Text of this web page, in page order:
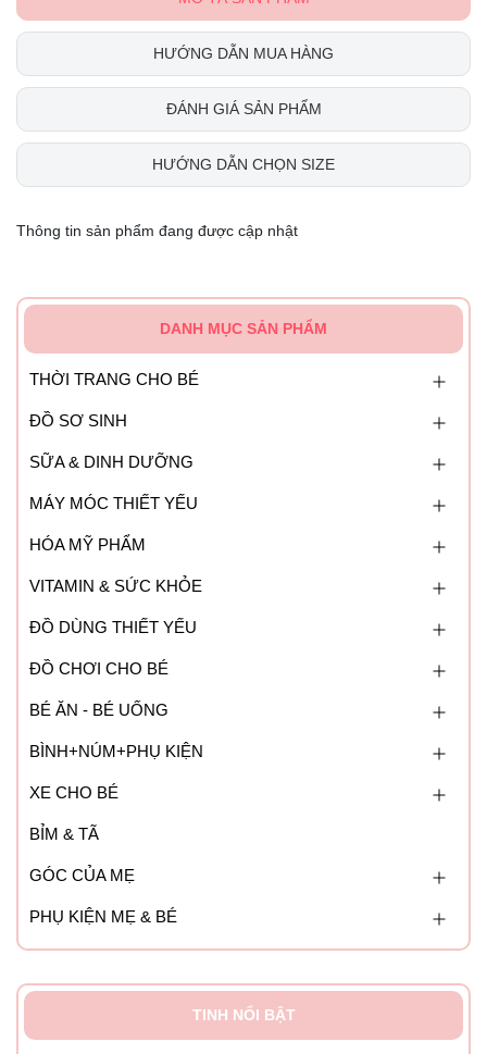
HƯỚNG DẪN MUA HÀNG
ĐÁNH GIÁ SẢN PHẨM
HƯỚNG DẪN CHỌN SIZE
Thông tin sản phẩm đang được cập nhật
DANH MỤC SẢN PHẨM
THỜI TRANG CHO BÉ
ĐỒ SƠ SINH
SỮA & DINH DƯỠNG
MÁY MÓC THIẾT YẾU
HÓA MỸ PHẨM
VITAMIN & SỨC KHỎE
ĐỒ DÙNG THIẾT YẾU
ĐỒ CHƠI CHO BÉ
BÉ ĂN - BÉ UỐNG
BÌNH+NÚM+PHỤ KIỆN
XE CHO BÉ
BỈM & TÃ
GÓC CỦA MẸ
PHỤ KIỆN MẸ & BÉ
TINH NỔI BẬT